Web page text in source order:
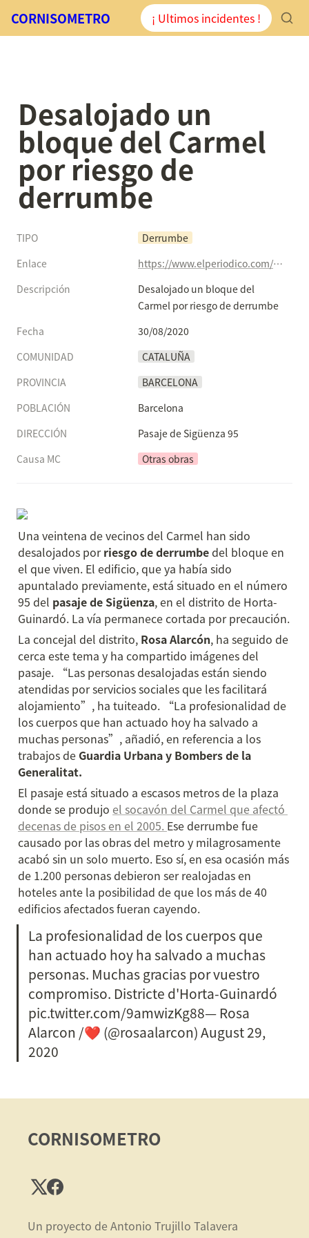
CORNISOMETRO ¡ Ultimos incidentes !
Desalojado un
bloque del Carmel
por riesgo de
derrumbe
TIPO
Derrumbe
Enlace
https://www.elperiodico.com/es/barcelona/20200830/desalojado-bloque-carmel-peligro-derrumbe-8093223
Descripción
Desalojado un bloque del
Carmel por riesgo de derrumbe
Fecha
30/08/2020
COMUNIDAD
CATALUÑA
PROVINCIA
BARCELONA
POBLACIÓN
Barcelona
DIRECCIÓN
Pasaje de Sigüenza 95
Causa MC
Otras obras
Una veintena de vecinos del Carmel han sido
desalojados por riesgo de derrumbe del bloque en
el que viven. El edificio, que ya había sido
apuntalado previamente, está situado en el número
95 del pasaje de Sigüenza, en el distrito de Horta-
Guinardó. La vía permanece cortada por precaución.
La concejal del distrito, Rosa Alarcón, ha seguido de
cerca este tema y ha compartido imágenes del
pasaje. “Las personas desalojadas están siendo
atendidas por servicios sociales que les facilitará
alojamiento”, ha tuiteado. “La profesionalidad de
los cuerpos que han actuado hoy ha salvado a
muchas personas”, añadió, en referencia a los
trabajos de Guardia Urbana y Bombers de la
Generalitat.
El pasaje está situado a escasos metros de la plaza
donde se produjo el socavón del Carmel que afectó
decenas de pisos en el 2005. Ese derrumbe fue
causado por las obras del metro y milagrosamente
acabó sin un solo muerto. Eso sí, en esa ocasión más
de 1.200 personas debieron ser realojadas en
hoteles ante la posibilidad de que los más de 40
edificios afectados fueran cayendo.
La profesionalidad de los cuerpos que
han actuado hoy ha salvado a muchas
personas. Muchas gracias por vuestro
compromiso. Districte d'Horta-Guinardó
pic.twitter.com/9amwizKg88— Rosa
Alarcon /❤️ (@rosaalarcon) August 29,
2020
CORNISOMETRO
Un proyecto de Antonio Trujillo Talavera